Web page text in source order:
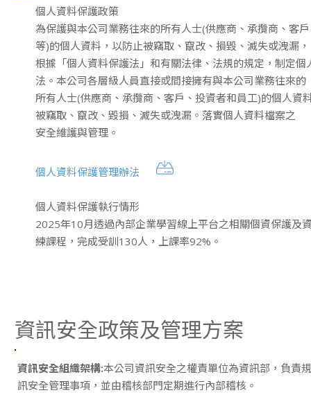
個人資料保護政策
為保護與本公司業務往來的所有人士(供應商、承攬商、客
等)的個人資料，以防止被竊取、竄改、損毀、滅失或洩漏，
根據「個人資料保護法」和有關法律、法規的規定，制定個
法。本公司各層級人員直接或間接擁有與本公司業務往來的
所有人士(供應商、承攬商、客戶、投資者和員工)的個人資
被竊取、竄改、毀損、滅失或洩漏。落實個人資料檔案之
安全維護與管理。
個人資料保護管理辦法
個人資料保護執行情形
2025年10月透過內部企業學習線上平台之相關個資保護及
練課程，完成受訓130人，上課率92%。
資訊安全政策及管理方案
資訊安全組織架構:本公司資訊安全之權責單位為資訊部，負責
訊安全管理事項，並由稽核部門定期進行內部稽核。